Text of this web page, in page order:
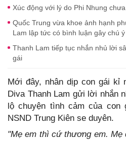
Xúc động với lý do Phi Nhung
Quốc Trung vừa khoe ảnh hạnh
Lam lập tức có bình luận gây chú ý
Thanh Lam tiếp tục nhắn nhủ lời
gái
Mới đây, nhân dịp con gái kỉ
Diva Thanh Lam gửi lời nhắn
lộ chuyện tình cảm của
NSND Trung Kiên se duyên.
"Mẹ em thì cứ thương em.